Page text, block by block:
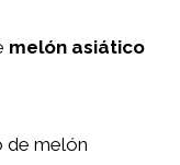
melón asiático
de melón